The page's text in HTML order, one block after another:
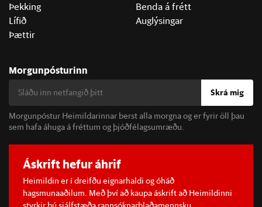
Þekking
Lífið
Þættir
Benda á frétt
Auglýsingar
Morgunpósturinn
Skrá mig
Morgunpóstur Heimildarinnar berst alla morgna og er fyrir öll þau
sem hafa áhuga á fréttum og þjóðfélagsumræðu.
Áskrift hefur áhrif
Heimildin er í dreifðu eignarhaldi og óháð
hagsmunaaðilum. Með því að kaupa áskrift að Heimildinni